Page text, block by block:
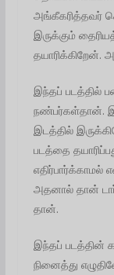
அங்கீகரித்தவர்
இருக்கும்
தயாரிக்கிறேன்.
இந்தப் படத்தில்
நண்பர்கள்தான்.
இடத்தில்
படத்தை
எதிர்பார்க்காமல்
அதனால் தான்
தான்.
இந்தப் படத்தின்
நினைத்து